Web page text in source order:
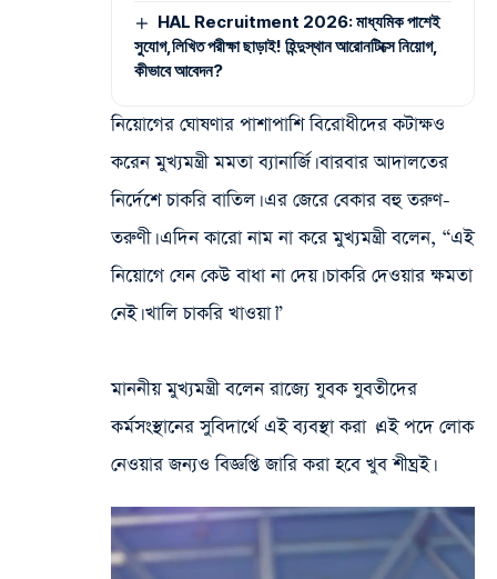
HAL Recruitment 2026: মাধ্যমিক পাশেই
সুযোগ,লিখিত পরীক্ষা ছাড়াই! হিন্দুস্থান আরোনটিক্সে নিয়োগ,
কীভাবে আবেদন?
নিয়োগের ঘোষণার পাশাপাশি বিরোধীদের কটাক্ষও
করেন মুখ্যমন্ত্রী মমতা ব্যানার্জি। বারবার আদালতের
নির্দেশে চাকরি বাতিল। এর জেরে বেকার বহু তরুণ-
তরুণী। এদিন কারো নাম না করেমুখ্যমন্ত্রী বলেন, “এই
নিয়োগে যেন কেউ বাধা না দেয়। চাকরি দেওয়ার ক্ষমতা
নেই। খালি চাকরি খাওয়া।”
মাননীয় মুখ্যমন্ত্রী বলেন রাজ্যে‌ যুবক যুবতীদের
কর্মসংস্থানের‌ সুবিদার্থে এই ব্যবস্থা করা ।এই পদে লোক
নেওয়ার জন্যও বিজ্ঞপ্তি জারি করা হবে খুব শীঘ্রই।